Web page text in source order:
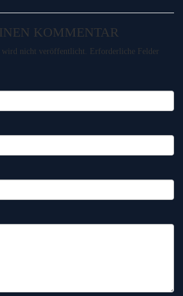
KOMMENTAR
wird nicht veröffentlicht.
Erforderliche Felder